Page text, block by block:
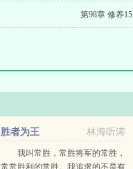
第98章 修养15
林海听涛
胜者为王
我叫常胜，常胜将军的常胜，
常常胜利的常胜。我追求的不是有